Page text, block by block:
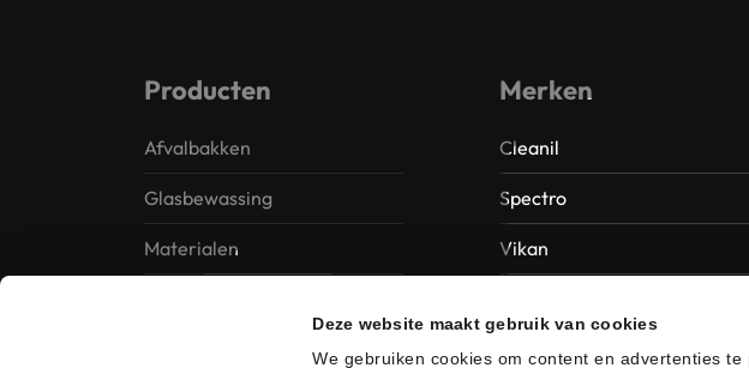
Deze website maakt gebruik van cookies
We gebruiken cookies om content en advertenties
Producten
Afvalbakken
Glasbewassing
Materialen
Merken
Cleanil
Spectro
Vikan